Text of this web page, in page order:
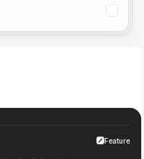
Feature